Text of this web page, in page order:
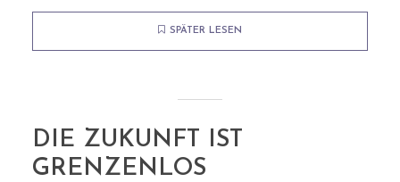
SPÄTER LESEN
DIE ZUKUNFT IST
GRENZENLOS